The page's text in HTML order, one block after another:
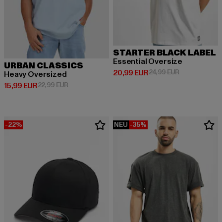
URBAN CLASSICS
Heavy Oversized
15,99 EUR
Derzeitiger Preis: 15,99 EUR
22,99 EURAktionspreis: 22,99 EUR
STARTER BLACK LABEL
Essential Oversize
20,99 EUR
Derzeitiger Preis: 20,99 EUR
24,99 EURAktionspreis:
-22% NEU -35%